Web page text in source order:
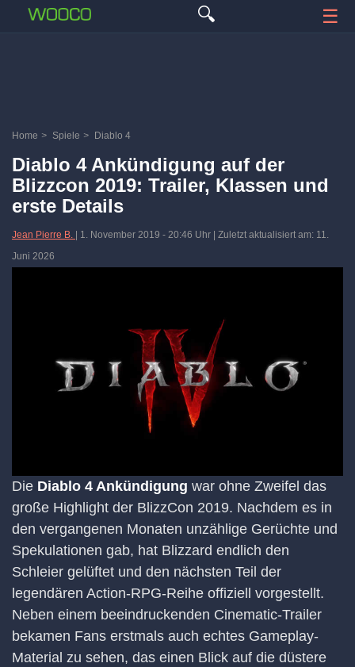
🔍 ☰
Home > Spiele > Diablo 4
Diablo 4 Ankündigung auf der
Blizzcon 2019: Trailer, Klassen und
erste Details
Jean Pierre B. 1. November 2019 - 20:46 Uhr | Zuletzt aktualisiert am: 11.
Juni 2026
Die Diablo 4 Ankündigung war ohne Zweifel das
große Highlight der BlizzCon 2019. Nachdem es in
den vergangenen Monaten unzählige Gerüchte und
Spekulationen gab, hat Blizzard endlich den
Schleier gelüftet und den nächsten Teil der
legendären Action-RPG-Reihe offiziell vorgestellt.
Neben einem beeindruckenden Cinematic-Trailer
bekamen Fans erstmals auch echtes Gameplay-
Material zu sehen, das einen Blick auf die düstere